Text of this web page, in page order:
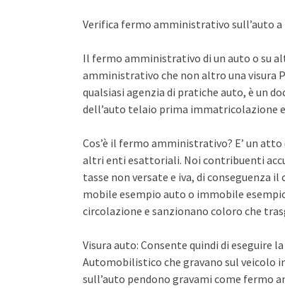
Verifica fermo amministrativo sull’auto a
Il fermo amministrativo di un auto o su
amministrativo che non altro una visura
qualsiasi agenzia di pratiche auto, è un
dell’auto telaio prima immatricolazione
Cos’è il fermo amministrativo? E’ un
altri enti esattoriali. Noi contribuenti
tasse non versate e iva, di conseguenza
mobile esempio auto o immobile
circolazione e sanzionano coloro che
Visura auto: Consente quindi di
Automobilistico che gravano sul veicolo
sull’auto pendono gravami come fermo